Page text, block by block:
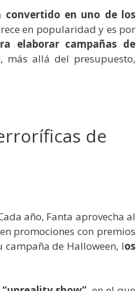
convertido en uno de los
en popularidad y es por
elaborar campañas de
más allá del presupuesto,
de
año, Fanta aprovecha al
promociones con premios
campaña de Halloween, los